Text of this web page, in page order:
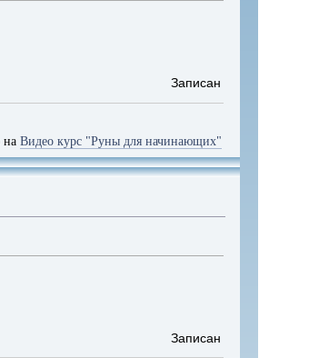
Записан
курс "Руны для начинающих"
Записан